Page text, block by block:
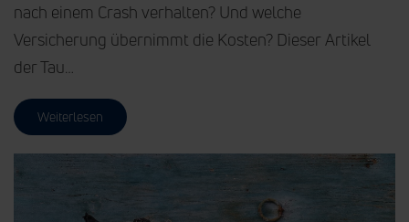
nach einem Crash verhalten? Und welche
Versicherung übernimmt die Kosten? Dieser Artikel
der Tau…
Weiterlesen